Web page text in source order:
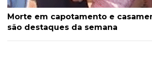
Morte em capotamento e
são destaques da semana